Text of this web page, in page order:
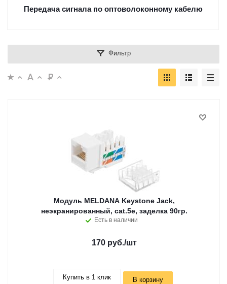
Передача сигнала по оптоволоконному кабелю
Фильтр
Модуль MELDANA Keystone Jack,
неэкранированный, cat.5e, заделка 90гр.
Есть в наличии
170 руб./шт
Купить в 1 клик В корзину